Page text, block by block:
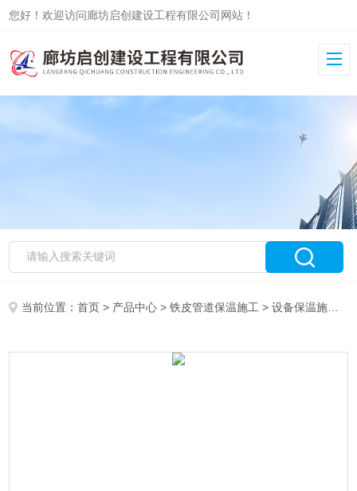
您好！欢迎访问廊坊启创建设工程有限公司网站！
当前位置：首页 > 产品中心 >铁皮管道保温施工 >设备保温施工